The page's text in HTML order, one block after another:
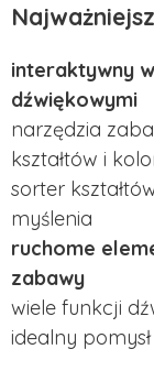
interaktywny
dźwiękowymi
narzędzia
kształtów i
sorter
myślenia
ruchome
zabawy
wiele funkcji
idealny